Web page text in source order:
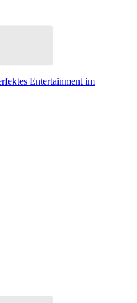
Entertainment im